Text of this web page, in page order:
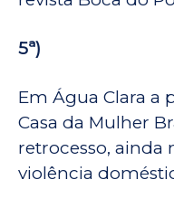
5ª)
Em Água Clara a
Casa da Mulher
retrocesso, ainda
violência